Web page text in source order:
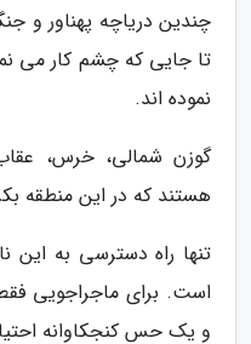
چندین دریاچه پهناور و
تا جایی که چشم کار می
نموده اند.
گوزن شمالی، خرس،
هستند که در این منطقه
تنها راه دسترسی به این
است. برای ماجراجویی
و یک حس کنجکاوانه